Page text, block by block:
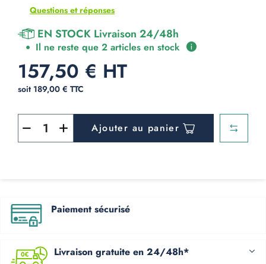
Questions et réponses
EN STOCK Livraison 24/48h
Il ne reste que 2 articles en stock
157,50 € HT
soit 189,00 € TTC
Ajouter au panier
Paiement sécurisé
Livraison gratuite en 24/48h*